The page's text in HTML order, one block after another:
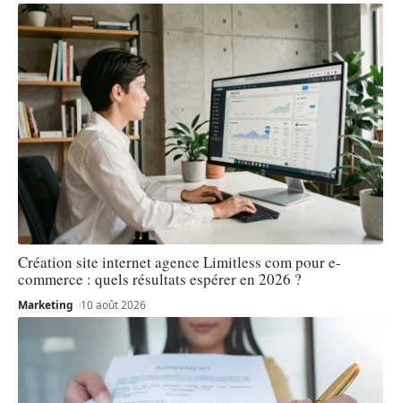
Création site internet agence Limitless com pour e-
commerce : quels résultats espérer en 2026 ?
Marketing 10 août 2026